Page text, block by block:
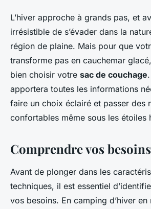
Comment choisir un
couchage adapté
camping en région
en hiver?
Victor•11 septembre 2024•5 min de
L’hiver approche à grands pas, et
irrésistible de s’évader dans la
région de plaine. Mais pour que
transforme pas en cauchemar
bien choisir votre sac de couchage
apportera toutes les informations
faire un choix éclairé et passer des
confortables même sous les étoiles
Comprendre vos
Avant de plonger dans les
techniques, il est essentiel
vos besoins. En camping d’hiver